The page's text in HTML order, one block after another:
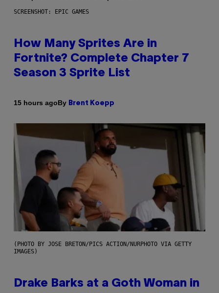
SCREENSHOT: EPIC GAMES
How Many Sprites Are in
Fortnite? Complete Chapter 7
Season 3 Sprite List
15 hours agoBy Brent Koepp
(PHOTO BY JOSE BRETON/PICS ACTION/NURPHOTO VIA GETTY
IMAGES)
Drake Barks at a Goth Woman in